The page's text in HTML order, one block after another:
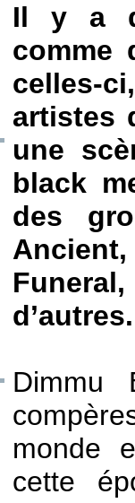
Il y a
comme
celles-
artistes
une
black
des
d’autres.
Dimmu
monde
cette